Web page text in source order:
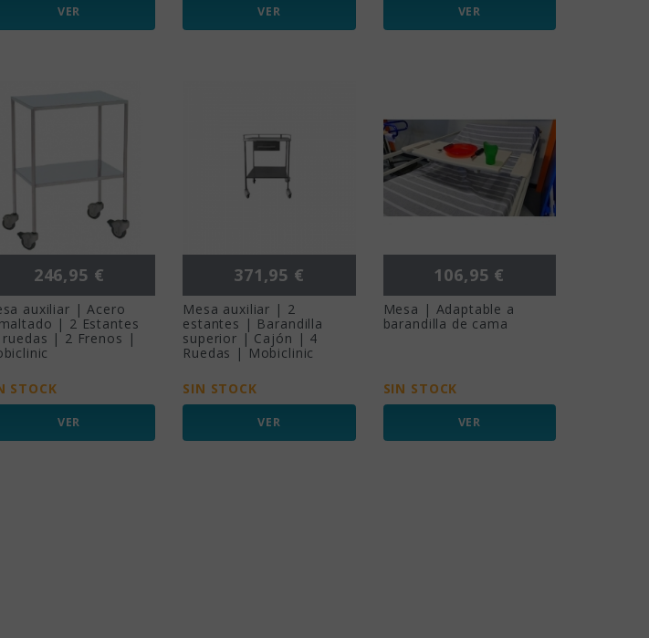
VER VER VER
Precio
246,95 €
auxiliar | Acero
| 2 Estantes
ruedas | 2 Frenos |
STOCK
VER
Precio
371,95 €
Mesa auxiliar | 2
estantes | Barandilla
superior | Cajón | 4
Ruedas | Mobiclinic
SIN STOCK
VER
Precio
106,95 €
Mesa | Adaptable a
barandilla de cama
SIN STOCK
VER